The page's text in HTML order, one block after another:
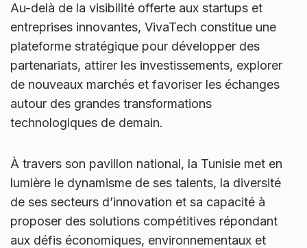
Au-delà de la visibilité offerte aux startups et
entreprises innovantes, VivaTech constitue une
plateforme stratégique pour développer des
partenariats, attirer les investissements, explorer
de nouveaux marchés et favoriser les échanges
autour des grandes transformations
technologiques de demain.
À travers son pavillon national, la Tunisie met en
lumière le dynamisme de ses talents, la diversité
de ses secteurs d’innovation et sa capacité à
proposer des solutions compétitives répondant
aux défis économiques, environnementaux et